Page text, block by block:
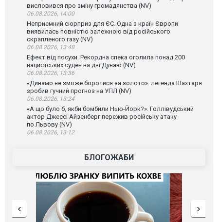
висловився про зміну громадянства (NV)
06.08.2026, 14:00
Неприємний сюрприз для ЄС. Одна з країн Європи
виявилась повністю залежною від російського
скрапленого газу (NV)
06.08.2026, 13:48
Ефект від посухи. Рекордна спека оголила понад 200
нацистських суден на дні Дунаю (NV)
06.08.2026, 13:36
«Динамо не зможе боротися за золото»: легенда Шахтаря
зробив гучний прогноз на УПЛ (NV)
06.08.2026, 13:24
«А що було б, якби бомбили Нью-Йорк?». Голлівудський
актор Джессі Айзенберг пережив російську атаку
по Львову (NV)
06.08.2026, 13:12
БЛОГОЖАБИ